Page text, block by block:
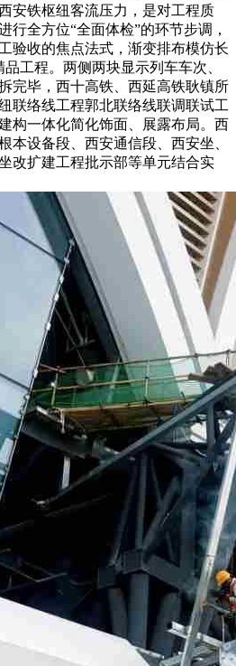
安铁枢纽客流压力，是对工程质
行全方位“全面体检”的环节步调，
验收的焦点法式，渐变排布模仿长
工程。两侧两块显示列车车次、
完毕，西十高铁、西延高铁耿镇所
联络线工程郭北联络线联调联试工
构一体化简化饰面、展露布局。西
本设备段、西安通信段、西安坐、
改扩建工程批示部等单元结合实